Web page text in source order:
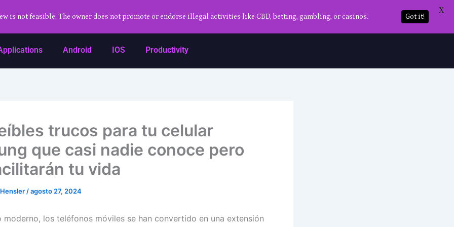
Android IOS Productivity
trucos para tu celular
que casi nadie conoce pero
tu vida
/agosto 27, 2024
moderno, los teléfonos móviles se han convertido en una extensión
is not feasible. The owner does not promote or endorse illegal activities like CBD, betting, gambling, or casinos. Got it!
X